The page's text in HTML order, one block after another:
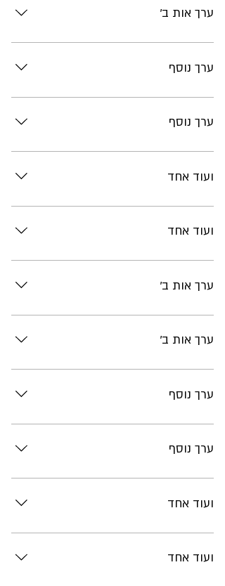
ערך אות ב'
תוכן
ערך נוסף
תוכן
ערך נוסף
תוכן
ועוד אחד
תוכן
ועוד אחד
תוכן
ערך אות ב'
תוכן
ערך אות ב'
תוכן
ערך נוסף
תוכן
ערך נוסף
תוכן
ועוד אחד
תוכן
ועוד אחד